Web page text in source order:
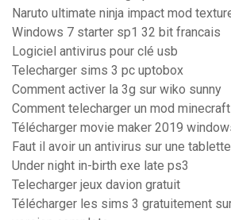
Naruto ultimate ninja impact mod
Windows 7 starter sp1 32 bit francais
Logiciel antivirus pour clé usb
Telecharger sims 3 pc uptobox
Comment activer la 3g sur wiko sunny
Comment telecharger un mod
Télécharger movie maker 2019
Faut il avoir un antivirus sur une tablette
Under night in-birth exe late ps3
Telecharger jeux davion gratuit
Télécharger les sims 3 gratuitement